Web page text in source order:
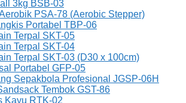
3kg BSB-03
PSA-78 (Aerobic Stepper)
Portabel TBP-06
Terpal SKT-05
Terpal SKT-04
Terpal SKT-03 (D30 x 100cm)
Portabel GFP-05
Sepakbola Profesional JGSP-06H
Tembok GST-86
Kayu RTK-02